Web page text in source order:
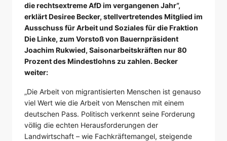
die rechtsextreme AfD im vergangenen Jahr“,
erklärt Desiree Becker, stellvertretendes Mitglied im
Ausschuss für Arbeit und Soziales für die Fraktion
Die Linke, zum Vorstoß von Bauernpräsident
Joachim Rukwied, Saisonarbeitskräften nur 80
Prozent des Mindestlohns zu zahlen. Becker
weiter:
„Die Arbeit von migrantisierten Menschen ist genauso
viel Wert wie die Arbeit von Menschen mit einem
deutschen Pass. Politisch verkennt seine Forderung
völlig die echten Herausforderungen der
Landwirtschaft – wie Fachkräftemangel, steigende